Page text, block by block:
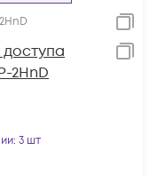
доступа
2HnD
: 3 шт